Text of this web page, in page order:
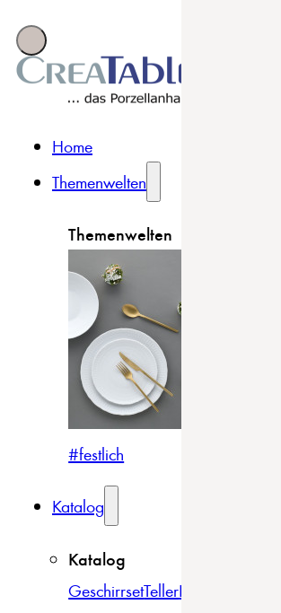
Home
Themenwelten
Themenwelten
#festlich
Katalog
Katalog
GeschirrsetTellerBowls &